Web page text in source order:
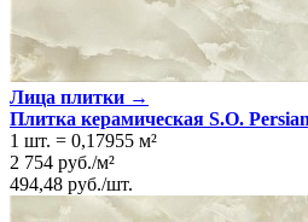
Лица плитки →
Плитка керамическая S.O.
1 шт. = 0,17955 м²
2 754 руб./м²
494,48 руб./шт.